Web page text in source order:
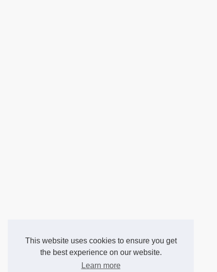
This website uses cookies to ensure you get
the best experience on our website.
Learn more